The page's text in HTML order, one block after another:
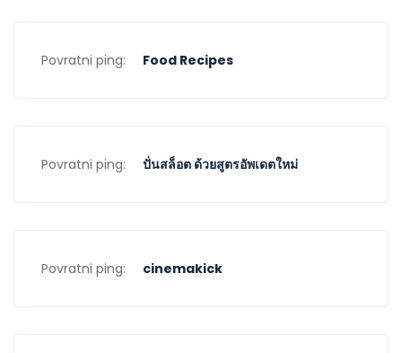
Povratni ping: Food Recipes
Povratni ping: ปั่นสล็อต ด้วยสูตรอัพเดตใหม่
Povratni ping: cinemakick